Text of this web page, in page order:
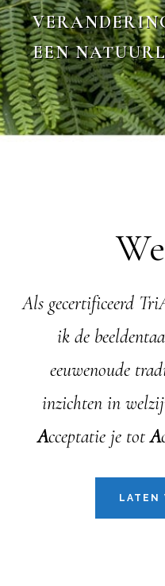
EEN
Als gecertificeerd
ik de
eeuwenoude
inzichten in
Acceptatie je totA
LATEN